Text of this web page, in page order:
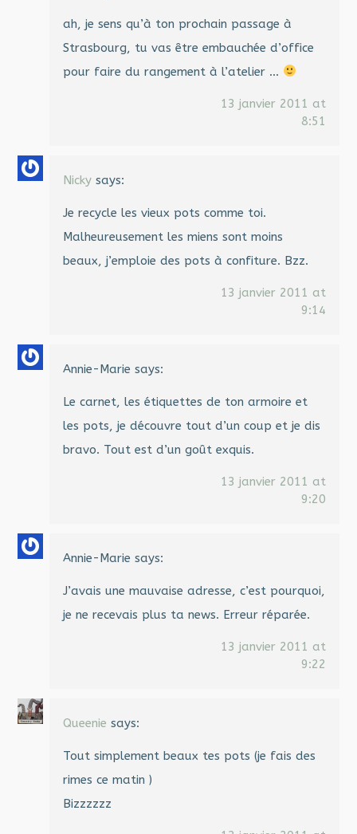
ah, je sens qu’à ton prochain passage à
Strasbourg, tu vas être embauchée d’office
pour faire du rangement à l’atelier …
13 janvier 2011 at
8:51
Nicky says:
Je recycle les vieux pots comme toi.
Malheureusement les miens sont moins
beaux, j’emploie des pots à confiture. Bzz.
13 janvier 2011 at
9:14
Annie-Marie says:
Le carnet, les étiquettes de ton armoire et
les pots, je découvre tout d’un coup et je dis
bravo. Tout est d’un goût exquis.
13 janvier 2011 at
9:20
Annie-Marie says:
J’avais une mauvaise adresse, c’est pourquoi,
je ne recevais plus ta news. Erreur réparée.
13 janvier 2011 at
9:22
Queenie says:
Tout simplement beaux tes pots (je fais des
rimes ce matin )
Bizzzzzz